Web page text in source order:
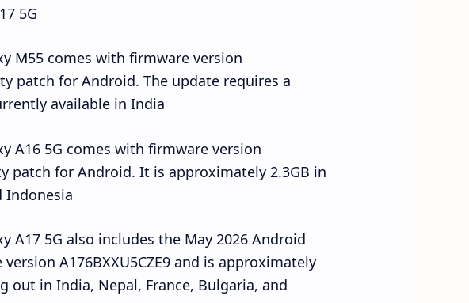
5G.
M55 comes with firmware version
patch for Android. The update requires a
available in India.
A16 5G comes with firmware version
patch for Android. It is approximately 2.3GB in
A17 5G also includes the May 2026 Android
A176BXXU5CZE9 and is approximately
out in India, Nepal, France, Bulgaria, and